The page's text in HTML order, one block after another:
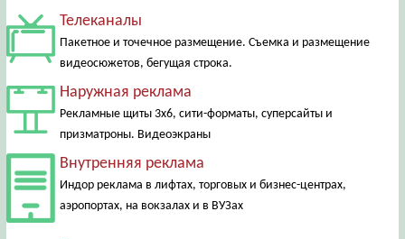
Телеканалы
Пакетное и точечное размещение. Съемка и размещение
видеосюжетов, бегущая строка.
Наружная реклама
Рекламные щиты 3х6, сити-форматы, суперсайты и
призматроны. Видеоэкраны
Внутренняя реклама
Индор реклама в лифтах, торговых и бизнес-центрах,
аэропортах, на вокзалах и в ВУЗах